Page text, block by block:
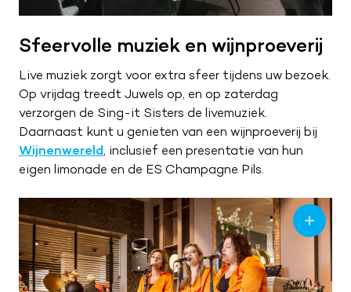
Sfeervolle muziek en wijnproeverij
Live muziek zorgt voor extra sfeer tijdens uw bezoek.
Op vrijdag treedt Juwels op, en op zaterdag
verzorgen de Sing-it Sisters de livemuziek.
Daarnaast kunt u genieten van een wijnproeverij bij
Wijnenwereld, inclusief een presentatie van hun
eigen limonade en de ES Champagne Pils.